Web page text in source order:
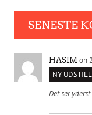
SENESTE
HASIM on
Det ser